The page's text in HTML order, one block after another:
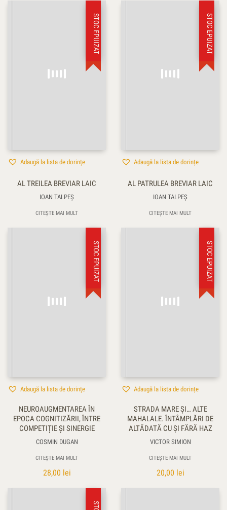
STOC EPUIZAT
Adaugă la lista de dorințe
AL TREILEA BREVIAR LAIC
IOAN TALPEŞ
CITEȘTE MAI MULT
STOC EPUIZAT
Adaugă la lista de dorințe
AL PATRULEA BREVIAR LAIC
IOAN TALPEŞ
CITEȘTE MAI MULT
STOC EPUIZAT
Adaugă la lista de dorințe
NEUROAUGMENTAREA ÎN
EPOCA COGNITIZĂRII, ÎNTRE
COMPETIȚIE ȘI SINERGIE
COSMIN DUGAN
CITEȘTE MAI MULT
28,00 lei
STOC EPUIZAT
Adaugă la lista de dorințe
STRADA MARE ŞI… ALTE
MAHALALE. ÎNTÂMPLĂRI DE
ALTĂDATĂ CU ŞI FĂRĂ HAZ
VICTOR SIMION
CITEȘTE MAI MULT
20,00 lei